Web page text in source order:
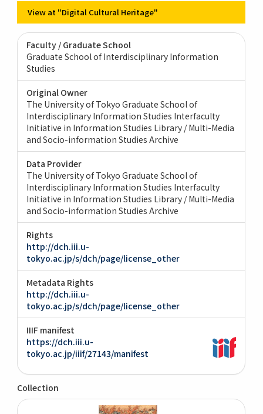
View at "Digital Cultural Heritage"
Faculty / Graduate School
Graduate School of Interdisciplinary Information
Studies
Original Owner
The University of Tokyo Graduate School of
Interdisciplinary Information Studies Interfaculty
Initiative in Information Studies Library / Multi-Media
and Socio-information Studies Archive
Data Provider
The University of Tokyo Graduate School of
Interdisciplinary Information Studies Interfaculty
Initiative in Information Studies Library / Multi-Media
and Socio-information Studies Archive
Rights
http://dch.iii.u-
tokyo.ac.jp/s/dch/page/license_other
Metadata Rights
http://dch.iii.u-
tokyo.ac.jp/s/dch/page/license_other
IIIF manifest
https://dch.iii.u-
tokyo.ac.jp/iiif/27143/manifest
Collection